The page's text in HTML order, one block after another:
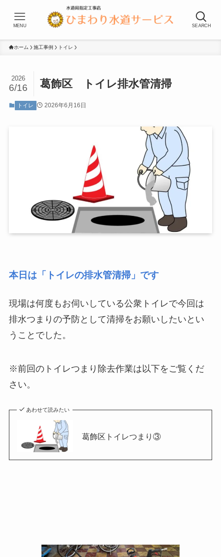
SEARCH
MENU
ホーム 施工事例 トイレ
葛飾区 トイレ排水管清掃
2026
6/16
トイレ 2026年6月16日
本日は「トイレの排水管清掃」です
現場は何度もお伺いしている公衆トイレで今回は
排水つまりの予防として清掃をお願いしたいとい
うことでした。
※前回のトイレつまり除去作業は以下をご覧くだ
さい。
あわせて読みたい
葛飾区トイレつまり③